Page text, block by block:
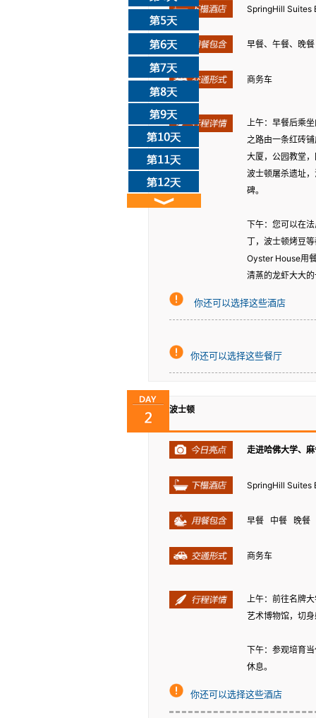
SpringHill Suites
早餐、午餐、晚餐
商务车
上午：早餐后乘
之路由一条红砖
大厦，公园教堂
波士顿屠杀遗址
碑。
下午：您可以在
丁，波士顿烤豆
Oyster House用
清蒸的龙虾大大
你还可以选择这些酒店
你还可以选择这些餐厅
波士顿
走进哈佛大学、
SpringHill Suites
早餐 中餐 晚餐
商务车
上午：前往名牌
艺术博物馆，切
下午：参观培育
休息。
你还可以选择这些酒店